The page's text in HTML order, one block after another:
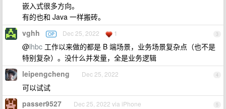
嵌入式很多方向。
有的也和 Java 一样搬砖。
3
vghh OP Dec 25, 2022 1
@lhbc 工作以来做的都是 B 端场景，业务场景复杂点（也不是
特别复杂）。没什么并发量，全是业务逻辑
4
leipengcheng Dec 25, 2022
可以试试
5
passer9527 Dec 25, 2022 via iPhone